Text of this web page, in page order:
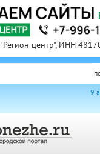
центр", ИНН
9